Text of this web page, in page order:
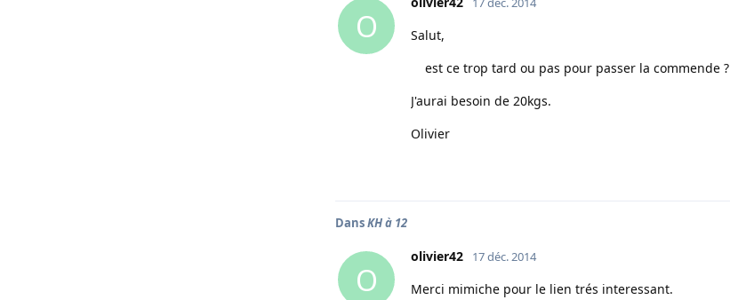
O
Salut,
est ce trop tard ou pas pour passer la commende ?
J'aurai besoin de 20kgs.
Olivier
DansKH à 12
O
olivier42 17 déc. 2014
Merci mimiche pour le lien trés interessant.